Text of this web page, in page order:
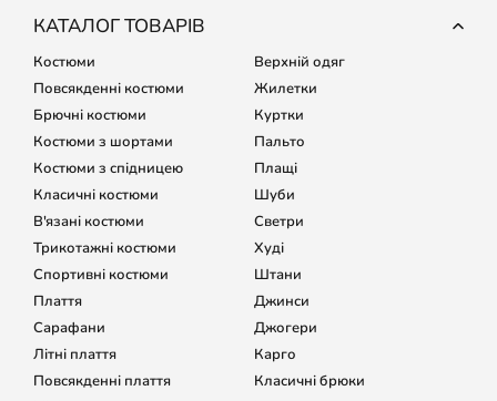
КАТАЛОГ ТОВАРІВ
Костюми
Повсякденні костюми
Брючні костюми
Костюми з шортами
Костюми з спідницею
Класичні костюми
В'язані костюми
Трикотажні костюми
Спортивні костюми
Плаття
Сарафани
Літні плаття
Повсякденні плаття
Верхній одяг
Жилетки
Куртки
Пальто
Плащі
Шуби
Светри
Худі
Штани
Джинси
Джогери
Карго
Класичні брюки